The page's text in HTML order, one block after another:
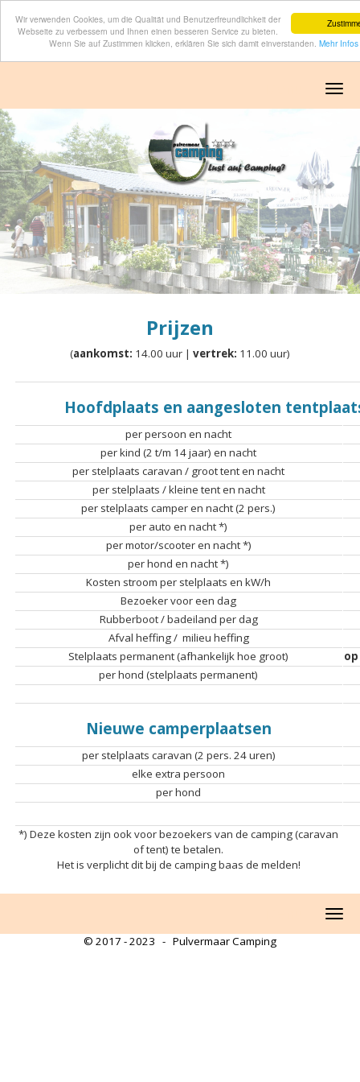
Wir verwenden Cookies, um die Qualität und Benutzerfreundlichkeit der
Webseite zu verbessern und Ihnen einen besseren Service zu bieten.
Wenn Sie auf Zustimmen klicken, erklären Sie sich damit einverstanden. Mehr
Prijzen
(aankomst: 14.00 uur | vertrek: 11.00 uur)
Hoofdplaats en aangesloten
per persoon en nacht
per kind (2 t/m 14 jaar) en nacht
per stelplaats caravan / groot tent en nacht
per stelplaats / kleine tent en nacht
per stelplaats camper en nacht (2 pers.)
per auto en nacht *)
per motor/scooter en nacht *)
per hond en nacht *)
Kosten stroom per stelplaats en kW/h
Bezoeker voor een dag
Rubberboot / badeiland per dag
Afval heffing / milieu heffing
Stelplaats permanent (afhankelijk hoe groot)
per hond (stelplaats permanent)
Nieuwe camperplaatsen
per stelplaats caravan (2 pers. 24 uren)
elke extra persoon
per hond
*) Deze kosten zijn ook voor bezoekers van de camping (caravan
of tent) te betalen.
Het is verplicht dit bij de camping baas de melden!
© 2017 - 2023 - Pulvermaar Camping